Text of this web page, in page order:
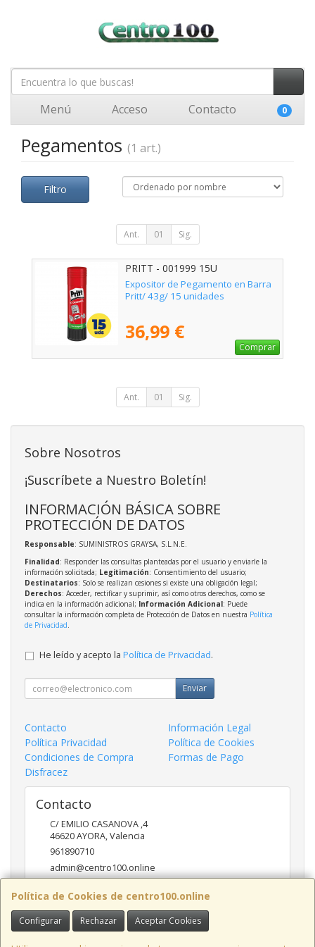
Menú Acceso Contacto 0
Pegamentos (1 art.)
Filtro
Ant. 01 Sig.
PRITT - 001999 15U
Expositor de Pegamento en Barra
Pritt/ 43g/ 15 unidades
36,99 €
Comprar
Ant. 01 Sig.
Política de Cookies de centro100.online
Configurar Rechazar Aceptar Cookies
Sobre Nosotros
¡Suscríbete a Nuestro Boletín!
INFORMACIÓN BÁSICA SOBRE
PROTECCIÓN DE DATOS
Responsable: SUMINISTROS GRAYSA, S.L.N.E.
Finalidad: Responder las consultas planteadas por el usuario y enviarle la
información solicitada; Legitimación: Consentimiento del usuario;
Destinatarios: Solo se realizan cesiones si existe una obligación legal;
Derechos: Acceder, rectificar y suprimir, así como otros derechos, como se
indica en la información adicional; Información Adicional: Puede
consultar la información completa de Protección de Datos en nuestra Política
de Privacidad.
He leído y acepto la Política de Privacidad.
Enviar
Contacto
Información Legal
Política Privacidad
Política de Cookies
Condiciones de Compra
Formas de Pago
Disfracez
Contacto
C/ EMILIO CASANOVA ,4
46620AYORA,Valencia
961890710
admin@centro100.online
Horario
LUNES A VIERNES 9'30 - 14'00 / 17'00 - 20 '30 SABADOS 9'30